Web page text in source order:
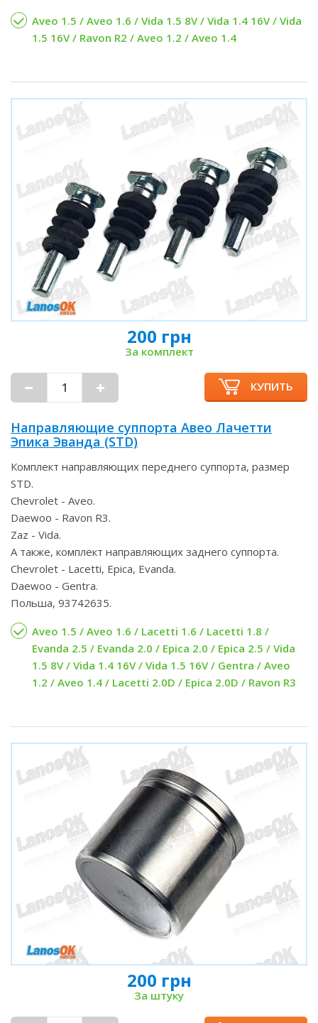
Aveo 1.5 / Aveo 1.6 / Vida 1.5 8V / Vida 1.4 16V / Vida
1.5 16V / Ravon R2 / Aveo 1.2 / Aveo 1.4
200 грн
За комплект
КУПИТЬ
Направляющие суппорта Авео Лачетти
Эпика Эванда (STD)
Комплект направляющих переднего суппорта, размер
STD.
Chevrolet - Aveo.
Daewoo - Ravon R3.
Zaz - Vida.
А также, комплект направляющих заднего суппорта.
Chevrolet - Lacetti, Epica, Evanda.
Daewoo - Gentra.
Польша, 93742635.
Aveo 1.5 / Aveo 1.6 / Lacetti 1.6 / Lacetti 1.8 /
Evanda 2.5 / Evanda 2.0 / Epica 2.0 / Epica 2.5 / Vida
1.5 8V / Vida 1.4 16V / Vida 1.5 16V / Gentra / Aveo
1.2 / Aveo 1.4 / Lacetti 2.0D / Epica 2.0D / Ravon R3
200 грн
За штуку